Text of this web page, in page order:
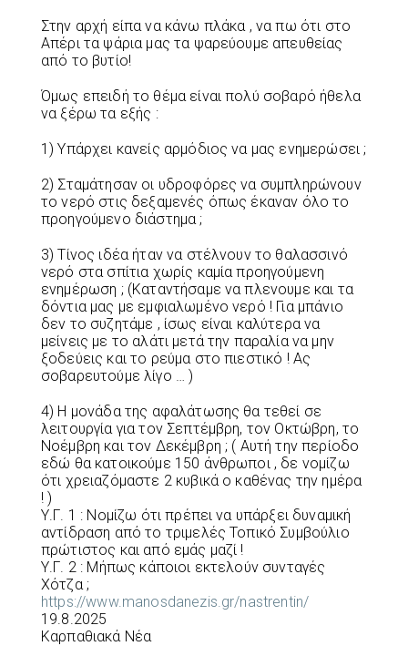
Στην αρχή είπα να κάνω πλάκα , να πω ότι στο
Απέρι τα ψάρια μας τα ψαρεύουμε απευθείας
από το βυτίο!
Όμως επειδή το θέμα είναι πολύ σοβαρό ήθελα
να ξέρω τα εξής :
1) Υπάρχει κανείς αρμόδιος να μας ενημερώσει ;
2) Σταμάτησαν οι υδροφόρες να συμπληρώνουν
το νερό στις δεξαμενές όπως έκαναν όλο το
προηγούμενο διάστημα ;
3) Τίνος ιδέα ήταν να στέλνουν το θαλασσινό
νερό στα σπίτια χωρίς καμία προηγούμενη
ενημέρωση ; (Καταντήσαμε να πλενουμε και τα
δόντια μας με εμφιαλωμένο νερό ! Για μπάνιο
δεν το συζητάμε , ίσως είναι καλύτερα να
μείνεις με το αλάτι μετά την παραλία να μην
ξοδεύεις και το ρεύμα στο πιεστικό ! Ας
σοβαρευτούμε λίγο … )
4) Η μονάδα της αφαλάτωσης θα τεθεί σε
λειτουργία για τον Σεπτέμβρη, τον Οκτώβρη, το
Νοέμβρη και τον Δεκέμβρη ; ( Αυτή την περίοδο
εδώ θα κατοικούμε 150 άνθρωποι , δε νομίζω
ότι χρειαζόμαστε 2 κυβικά ο καθένας την ημέρα
! )
Υ.Γ. 1 : Νομίζω ότι πρέπει να υπάρξει δυναμική
αντίδραση από το τριμελές Τοπικό Συμβούλιο
πρώτιστος και από εμάς μαζί !
Υ.Γ. 2 : Μήπως κάποιοι εκτελούν συνταγές
Χότζα ;
https://www.manosdanezis.gr/nastrentin/
19.8.2025
Καρπαθιακά Νέα